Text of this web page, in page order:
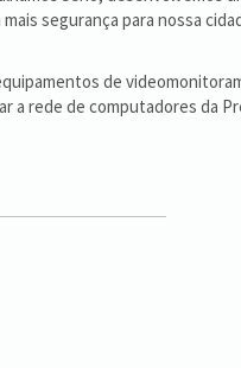
segurança para nossa
de
a rede de computadores da